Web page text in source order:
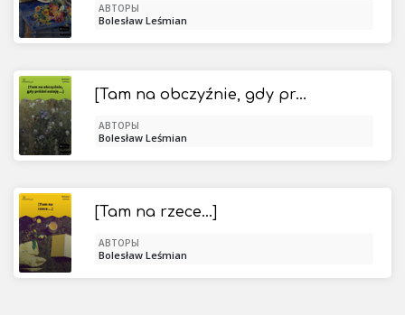
АВТОРЫ
Bolesław Leśmian
[Tam na obczyźnie, gdy próżni ostoję...]
АВТОРЫ
Bolesław Leśmian
[Tam na rzece...]
АВТОРЫ
Bolesław Leśmian